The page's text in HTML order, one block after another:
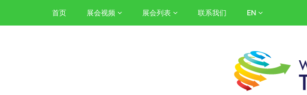
首页 展会视频 展会列表 联系我们 EN